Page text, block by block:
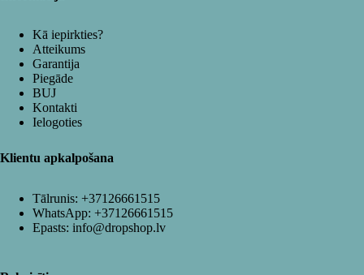
Kā iepirkties?
Atteikums
Garantija
Piegāde
BUJ
Kontakti
Ielogoties
Klientu apkalpošana
Tālrunis: +37126661515
WhatsApp: +37126661515
Epasts: info@dropshop.lv